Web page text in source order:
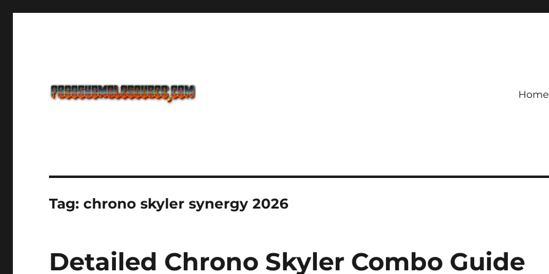
Home
Tag:chrono skyler synergy 2026
Detailed Chrono Skyler Combo Guide